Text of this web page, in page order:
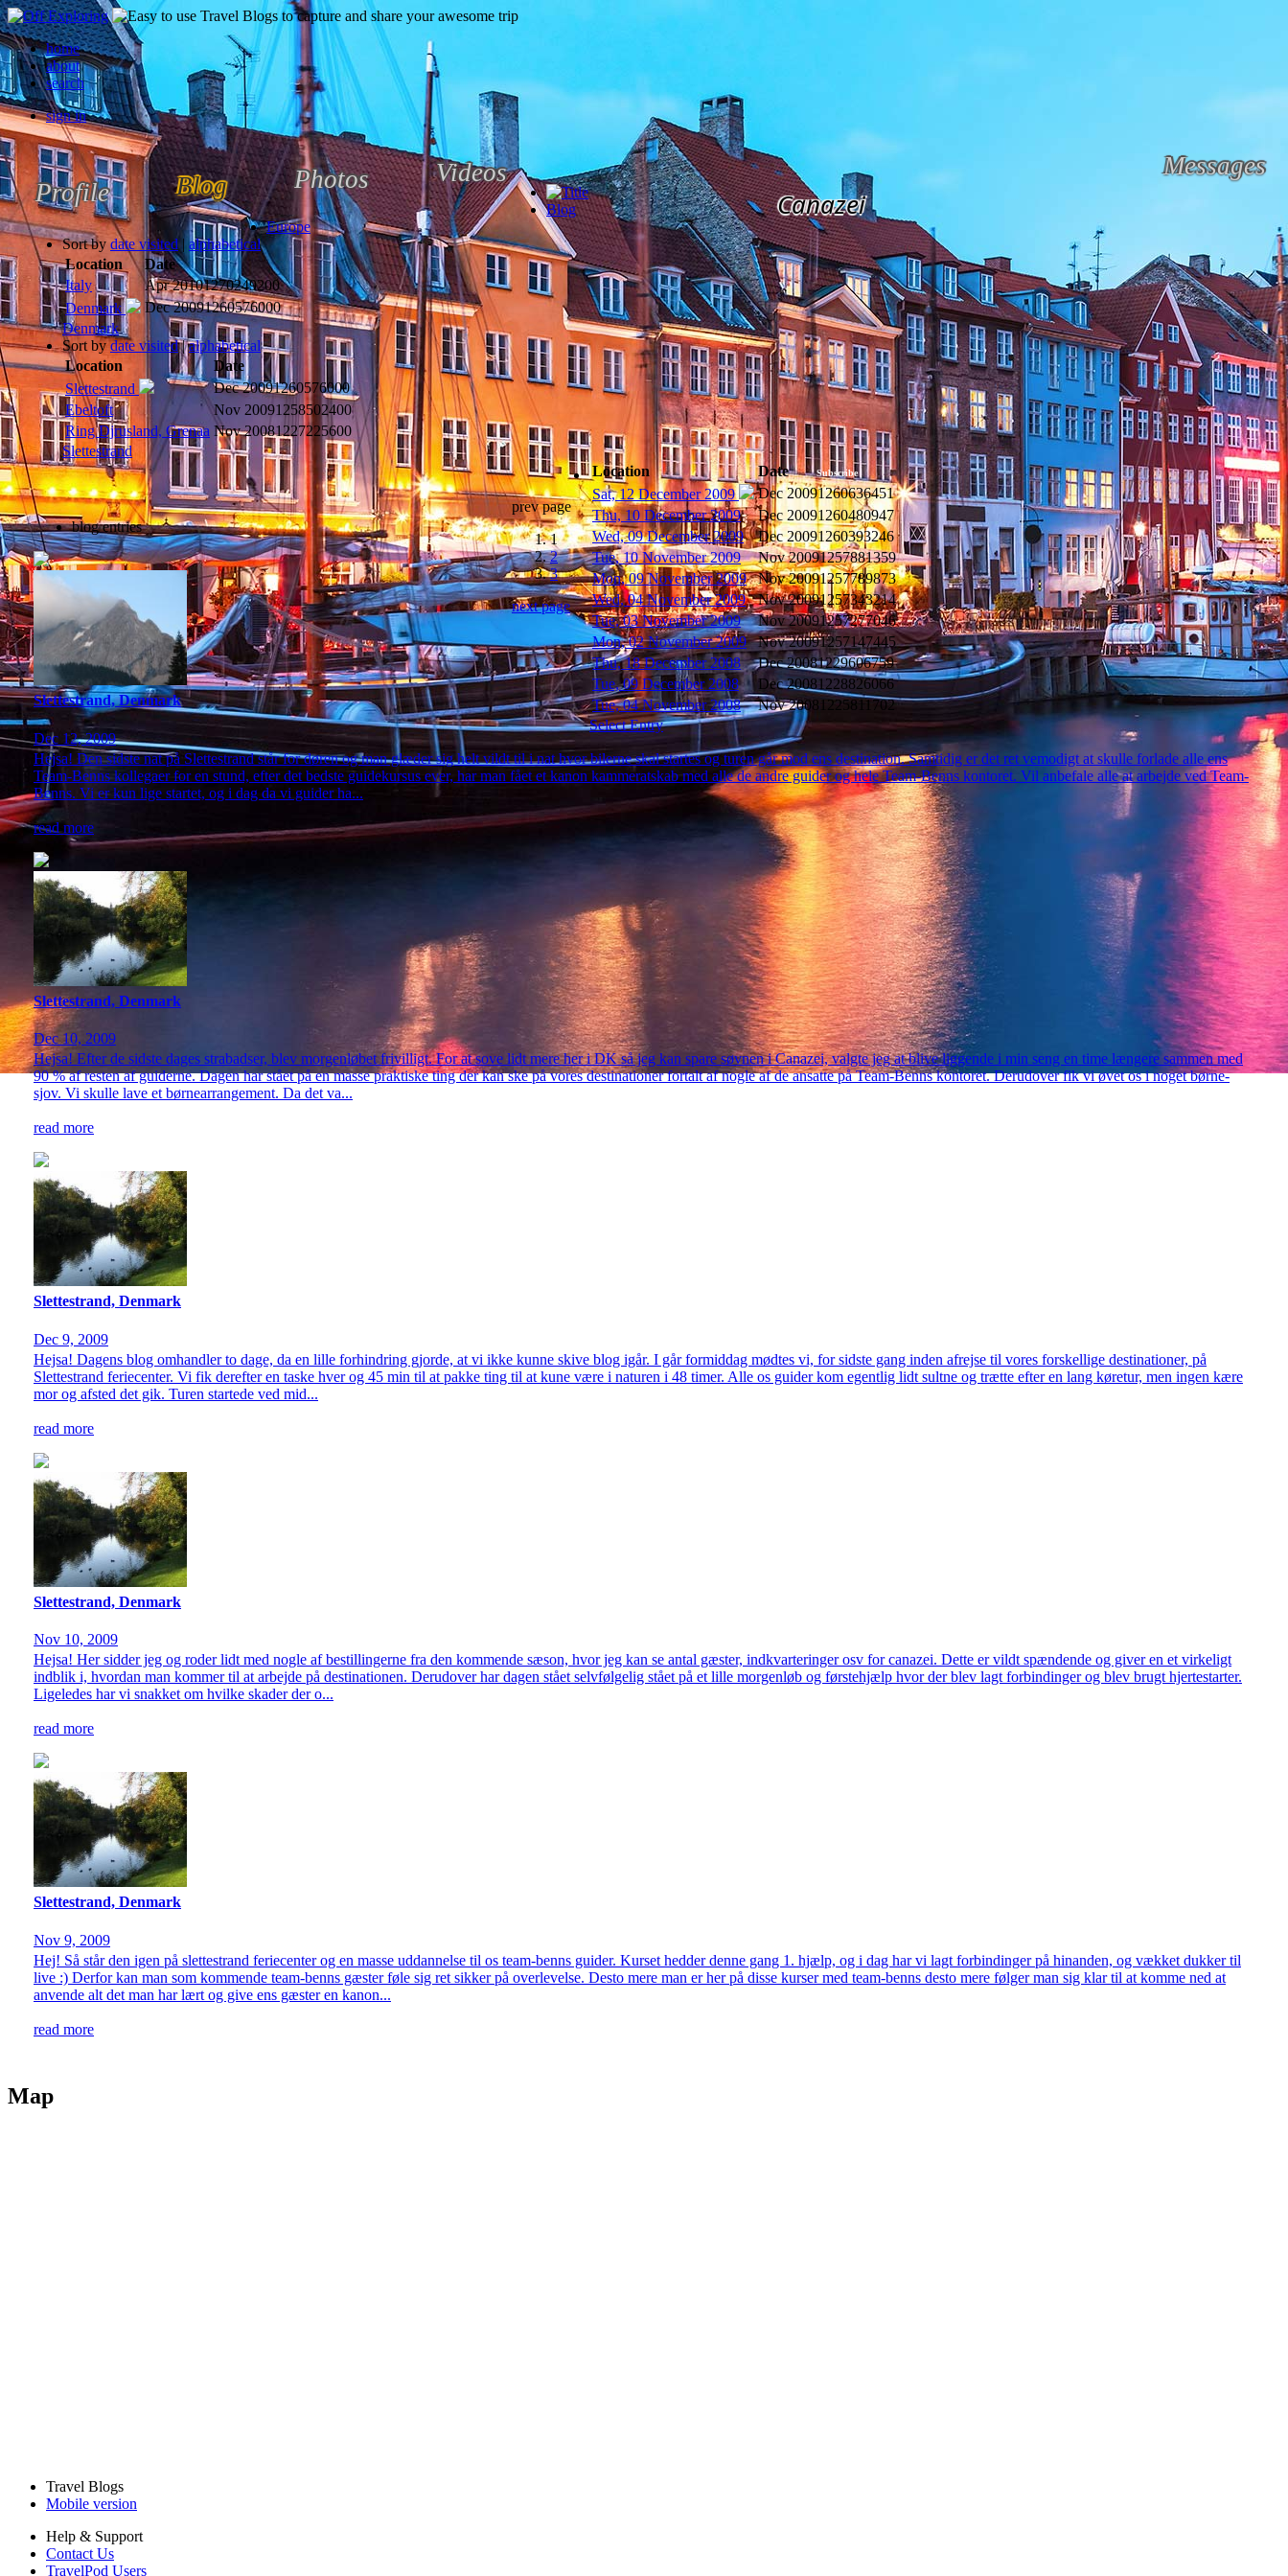
home
about
search
sign in
Profile Blog Photos Videos Messages
Subscribe
Canazei
Blog
Europe
Sort by date visited | alphabetical
Location
Date
Italy
Apr 20101270249200
Denmark
Dec 20091260576000
Denmark
Sort bydate visited | alphabetical
Location
Date
Slettestrand
Dec 20091260576000
Ebeltoft
Nov 20091258502400
Ring Djrusland, Grenaa Nov 20081227225600
Slettestrand
Location
Date
Sat, 12 December 2009
Dec 20091260636451
Thu, 10 December 2009
Dec 20091260480947
Wed, 09 December 2009
Dec 20091260393246
Tue, 10 November 2009
Nov 20091257881359
Mon, 09 November 2009
Nov 20091257789873
Wed, 04 November 2009
Nov 20091257343214
Tue, 03 November 2009
Nov 20091257277046
Mon, 02 November 2009
Nov 20091257147445
Thu, 18 December 2008
Dec 20081229606759
Tue, 09 December 2008
Dec 20081228826066
Tue, 04 November 2008
Nov 2008 1225811702
Select Entry
prev page
1
2
3
next page
blog entries
Slettestrand, Denmark
Dec 12, 2009
Hejsa! Den sidste nat på Slettestrand står for døren og man glæder sig helt vildt til i nat hvor bilerne skal startes og turen går mod ens destination. Samtidig er det ret vemodigt at skulle forlade alle ens
Team-Benns kollegaer for en stund, efter det bedste guidekursus ever, har man fået et kanon kammeratskab med alle de andre guider og hele Team-Benns kontoret. Vil anbefale alle at arbejde ved Team-
Benns. Vi er kun lige startet, og i dag da vi guider ha...
read more
Slettestrand, Denmark
Dec 10, 2009
Hejsa! Efter de sidste dages strabadser, blev morgenløbet frivilligt. For at sove lidt mere her i DK så jeg kan spare søvnen i Canazei, valgte jeg at blive liggende i min seng en time længere sammen med
90 % af resten af guiderne. Dagen har stået på en masse praktiske ting der kan ske på vores destinationer fortalt af nogle af de ansatte på Team-Benns kontoret. Derudover fik vi øvet os i noget børne-
sjov. Vi skulle lave et børnearrangement. Da det va...
read more
Slettestrand, Denmark
Dec 9, 2009
Hejsa! Dagens blog omhandler to dage, da en lille forhindring gjorde, at vi ikke kunne skive blog igår. I går formiddag mødtes vi, for sidste gang inden afrejse til vores forskellige destinationer, på
Slettestrand feriecenter. Vi fik derefter en taske hver og 45 min til at pakke ting til at kune være i naturen i 48 timer. Alle os guider kom egentlig lidt sultne og trætte efter en lang køretur, men ingen kære
mor og afsted det gik. Turen startede ved mid...
read more
Slettestrand, Denmark
Nov 10, 2009
Hejsa! Her sidder jeg og roder lidt med nogle af bestillingerne fra den kommende sæson, hvor jeg kan se antal gæster, indkvarteringer osv for canazei. Dette er vildt spændende og giver en et virkeligt
indblik i, hvordan man kommer til at arbejde på destinationen. Derudover har dagen stået selvfølgelig stået på et lille morgenløb og førstehjælp hvor der blev lagt forbindinger og blev brugt hjertestarter.
Ligeledes har vi snakket om hvilke skader der o...
read more
Slettestrand, Denmark
Nov 9, 2009
Hej! Så står den igen på slettestrand feriecenter og en masse uddannelse til os team-benns guider. Kurset hedder denne gang 1. hjælp, og i dag har vi lagt forbindinger på hinanden, og vækket dukker til
live :) Derfor kan man som kommende team-benns gæster føle sig ret sikker på overlevelse. Desto mere man er her på disse kurser med team-benns desto mere følger man sig klar til at komme ned at
anvende alt det man har lært og give ens gæster en kanon...
read more
Map
Travel Blogs
Mobile version
Help & Support
Contact Us
TravelPod Users